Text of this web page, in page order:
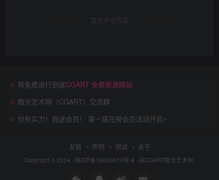
暂无评论内容
将免费进行到底CGART 免费资源网站
橙光艺术网（CGART）交流群
你有实力！我送会员！ 第一届兑换会员活动开启~
友链 声明 测试 关于
Copyright © 2024 · 陕ICP备18005870号-8 · 由CGART橙光艺术网.